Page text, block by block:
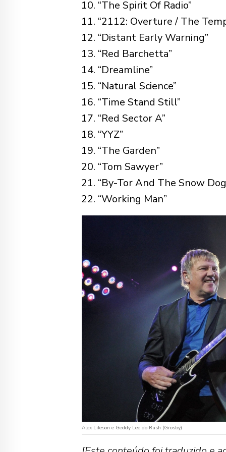
“The Spirit Of Radio”
“2112: Overture / The
“Distant Early Warning”
“Red Barchetta”
“Dreamline”
“Natural Science”
“Time Stand Still”
“Red Sector A”
“YYZ”
“The Garden”
“Tom Sawyer”
“By-Tor And The Snow
“Working Man”
Alex Lifeson e Geddy Lee do Rush (Grosby)